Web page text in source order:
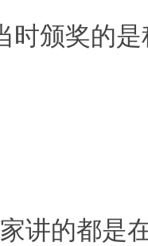
时颁奖的
的都是